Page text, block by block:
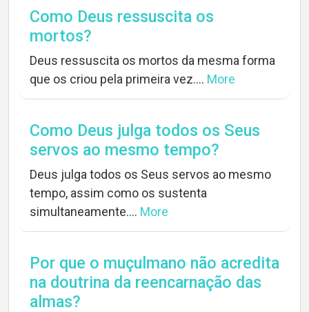
Como Deus ressuscita os
mortos?
Deus ressuscita os mortos da mesma forma
que os criou pela primeira vez.... More
Como Deus julga todos os Seus
servos ao mesmo tempo?
Deus julga todos os Seus servos ao mesmo
tempo, assim como os sustenta
simultaneamente.... More
Por que o muçulmano não acredita
na doutrina da reencarnação das
almas?